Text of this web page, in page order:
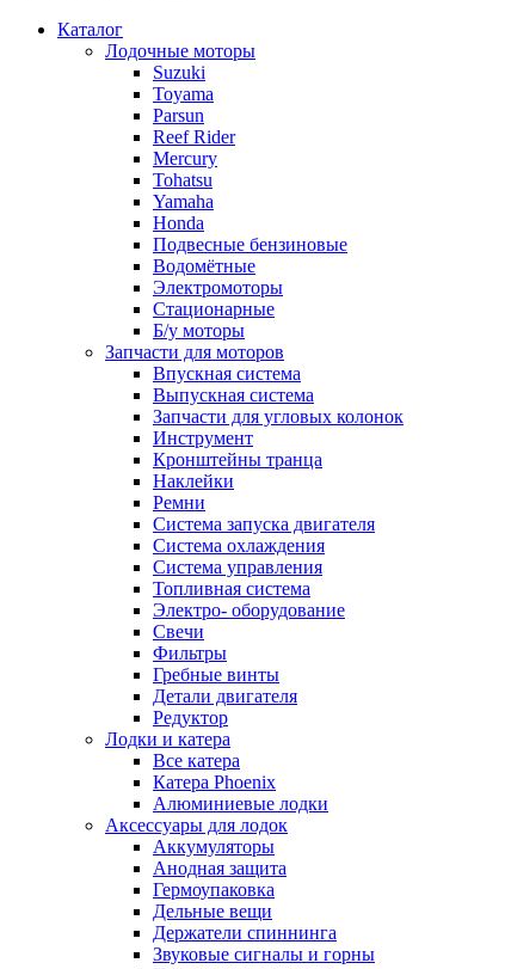
Каталог
Лодочные моторы
Suzuki
Toyama
Parsun
Reef Rider
Mercury
Tohatsu
Yamaha
Honda
Подвесные бензиновые
Водомётные
Электромоторы
Стационарные
Б/у моторы
Запчасти для моторов
Впускная система
Выпускная система
Запчасти для угловых колонок
Инструмент
Кронштейны транца
Наклейки
Ремни
Система запуска двигателя
Система охлаждения
Система управления
Топливная система
Электро- оборудование
Свечи
Фильтры
Гребные винты
Детали двигателя
Редуктор
Лодки и катера
Все катера
Катера Phoenix
Алюминиевые лодки
Аксессуары для лодок
Аккумуляторы
Анодная защита
Гермоупаковка
Дельные вещи
Держатели спиннинга
Звуковые сигналы и горны